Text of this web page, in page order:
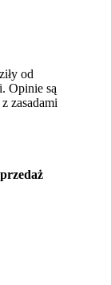
od
Opinie są
zasadami